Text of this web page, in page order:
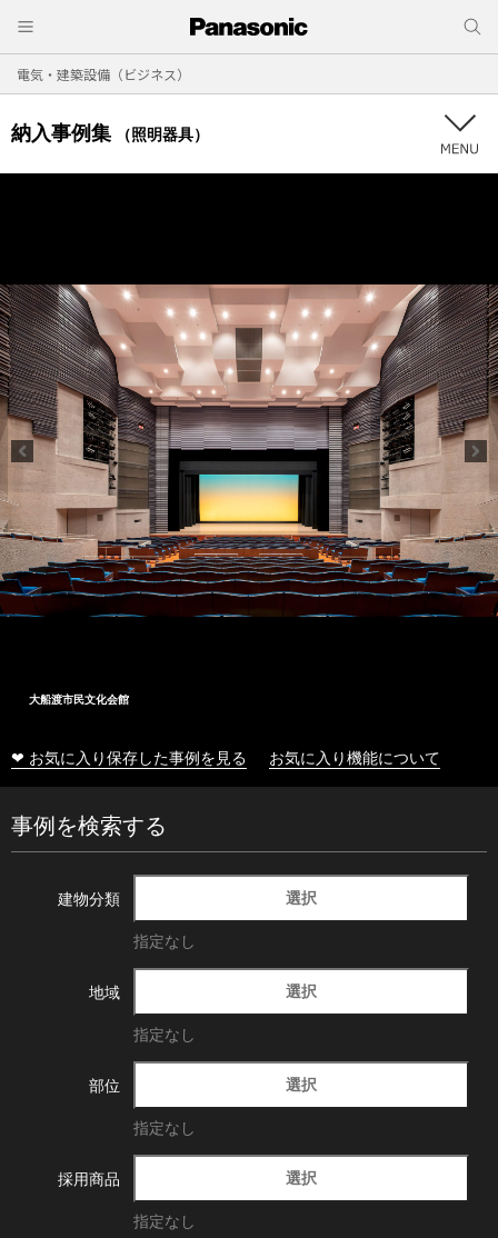
電気・建築設備（ビジネス）
納入事例集 （照明器具）
大船渡市民文化会館
❤ お気に入り保存した事例を見る お気に入り機能について
事例を検索する
建物分類 選択
指定なし
地域 選択
指定なし
部位 選択
指定なし
採用商品 選択
指定なし